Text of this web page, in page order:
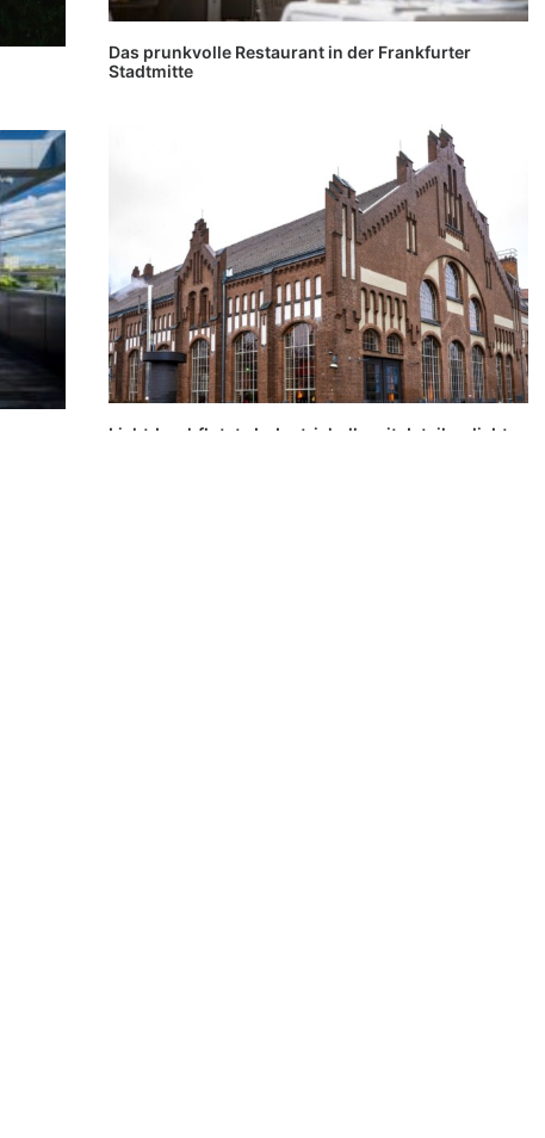
Das prunkvolle Restaurant in der Frankfurter
Stadtmitte
Lichtdurchflutete Industriehalle mit detailverliebter